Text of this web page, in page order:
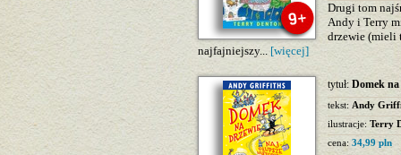
Drugi tom
Andy i Terry
drzewie (mieli
najfajniejszy...[więcej]
tytuł: Domek
tekst: Andy
ilustracje: Terry
cena: 34,99 pln